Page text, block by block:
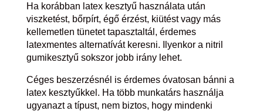
Ha korábban latex kesztyű használata után
viszketést, bőrpírt, égő érzést, kiütést vagy más
kellemetlen tünetet tapasztaltál, érdemes
latexmentes alternatívát keresni. Ilyenkor a nitril
gumikesztyű sokszor jobb irány lehet.
Céges beszerzésnél is érdemes óvatosan bánni a
latex kesztyűkkel. Ha több munkatárs használja
ugyanazt a típust, nem biztos, hogy mindenki